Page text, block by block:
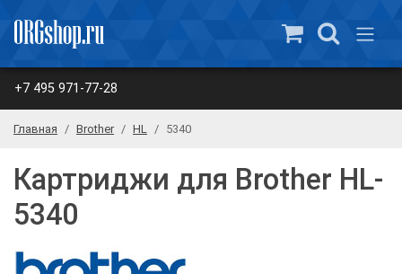
+7 495 971-77-28
Главная Brother HL 5340
Картриджи для Brother HL-
5340